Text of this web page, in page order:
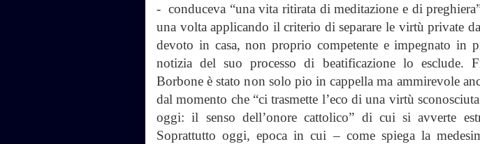
- conduceva “una vita ritirata di meditazione e di
una volta applicando il criterio di separare le virtù private
devoto in casa, non proprio competente e impegnato in
notizia del suo processo di beatificazione lo esclude.
Borbone è stato non solo pio in cappella ma ammirevole
dal momento che “ci trasmette l’eco di una virtù
oggi: il senso dell’onore cattolico” di cui si avverte
Soprattutto oggi, epoca in cui – come spiega la